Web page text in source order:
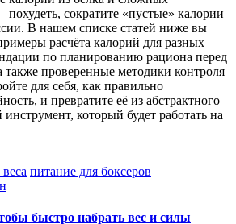
похудеть, сократите «пустые» калории
В нашем списке статей ниже вы
расчёта калорий для разных
по планированию рациона перед
также проверенные методики контроля
для себя, как правильно
и превратите её из абстрактного
который будет работать на
питание для боксеров
быстро набрать вес и силы